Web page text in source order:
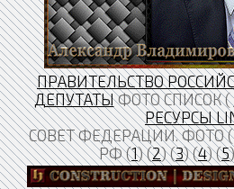
ПРАВИТЕЛЬСТВО
ДЕПУТАТЫФОТО СПИСОК (
РЕСУРСЫ
СОВЕТ ФЕДЕРАЦИИ. ФОТО
РФ (1) (2) (3) (4) (5